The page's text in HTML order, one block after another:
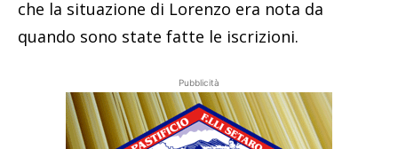
che la situazione di Lorenzo era nota da
quando sono state fatte le iscrizioni.
Pubblicità